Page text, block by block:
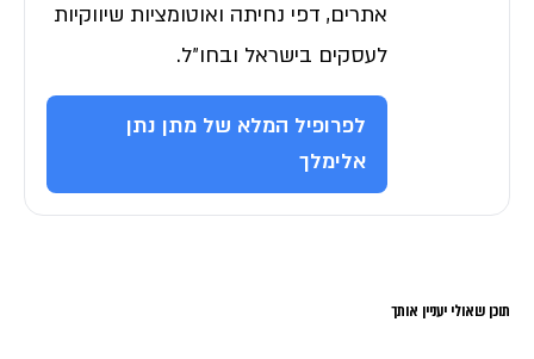
אתרים, דפי נחיתה ואוטומציות שיווקיות
לעסקים בישראל ובחו״ל.
לפרופיל המלא של מתן נתן
אלימלך
תוכן שאולי יעניין אותך